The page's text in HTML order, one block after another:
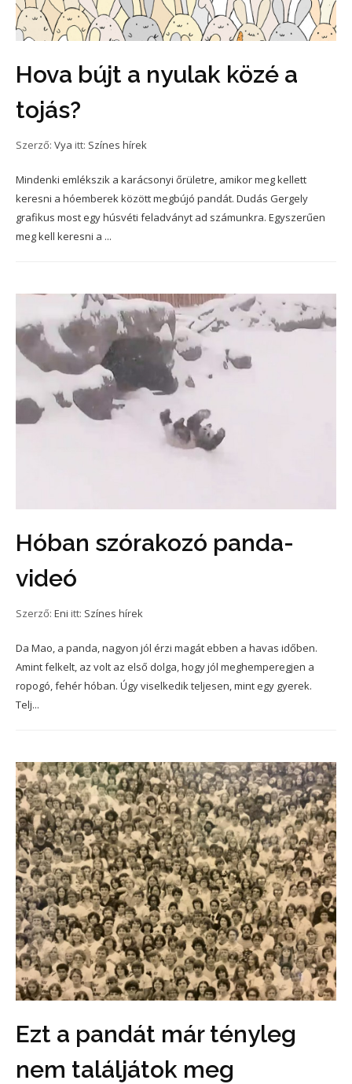
Hova bújt a nyulak közé a
tojás?
Szerző: Vya itt: Színes hírek
Mindenki emlékszik a karácsonyi őrületre, amikor meg kellett
keresni a hóemberek között megbújó pandát. Dudás Gergely
grafikus most egy húsvéti feladványt ad számunkra. Egyszerűen
meg kell keresni a ...
Hóban szórakozó panda-
videó
Szerző: Eni itt: Színes hírek
Da Mao, a panda, nagyon jól érzi magát ebben a havas időben.
Amint felkelt, az volt az első dolga, hogy jól meghemperegjen a
ropogó, fehér hóban. Úgy viselkedik teljesen, mint egy gyerek.
Telj...
Ezt a pandát már tényleg
nem találjátok meg